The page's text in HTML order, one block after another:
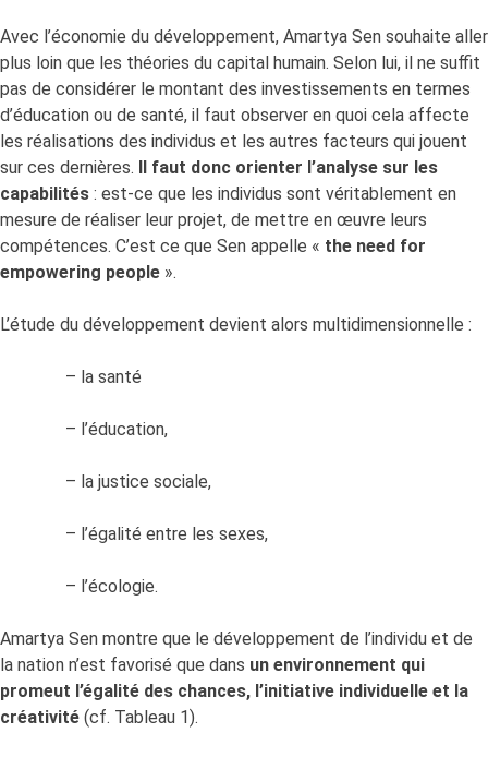
Avec l’économie du développement, Amartya Sen souhaite aller
plus loin que les théories du capital humain. Selon lui, il ne suffit
pas de considérer le montant des investissements en termes
d’éducation ou de santé, il faut observer en quoi cela affecte
les réalisations des individus et les autres facteurs qui jouent
sur ces dernières. Il faut donc orienter l’analyse sur les
capabilités : est-ce que les individus sont véritablement en
mesure de réaliser leur projet, de mettre en œuvre leurs
compétences. C’est ce que Sen appelle « the need for
empowering people ».
L’étude du développement devient alors multidimensionnelle :
– la santé
– l’éducation,
– la justice sociale,
– l’égalité entre les sexes,
– l’écologie.
Amartya Sen montre que le développement de l’individu et de
la nation n’est favorisé que dans un environnement qui
promeut l’égalité des chances, l’initiative individuelle et la
créativité (cf. Tableau 1).